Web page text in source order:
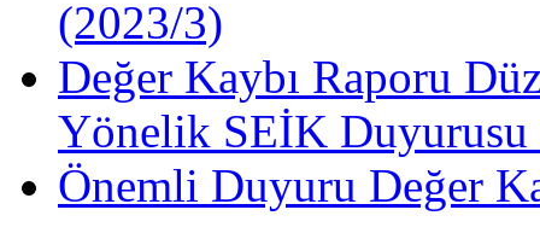
(2023/3)
Değer Kaybı Raporu
Yönelik SEİK Duyurusu
Önemli Duyuru Değer